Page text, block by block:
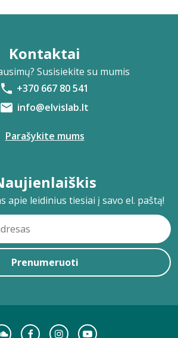
Kontaktai
Susisiekite su mumis
+370 667 80 541
info@elvislab.lt
Parašykite mums
apie leidinius tiesiai į savo el. paštą!
Prenumeruoti